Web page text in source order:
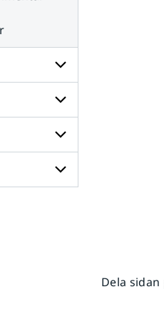
Undersidor
för
Radar
och
satellit
Undersidor
för
Väder
till
havs
Undersidor
för
Dela sidan